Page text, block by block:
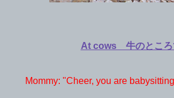
At cows 牛のところ
Mommy: "Cheer, you are